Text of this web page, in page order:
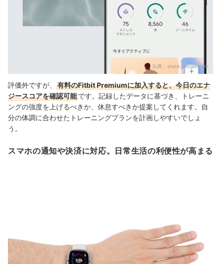
出典： store.google.com
評価外ですが、
有料のFitbit Premiumに加入すると、今日のエナ
ジースコアを確認可能です。記録したデータに基づき、トレーニ
ングの強度を上げるべきか、休息すべきか提案してくれます。自
分の体調に合わせたトレーニングプランを計画しやすいでしょ
う。
スマホの通知や決済に対応。日常生活の利便性が高まる